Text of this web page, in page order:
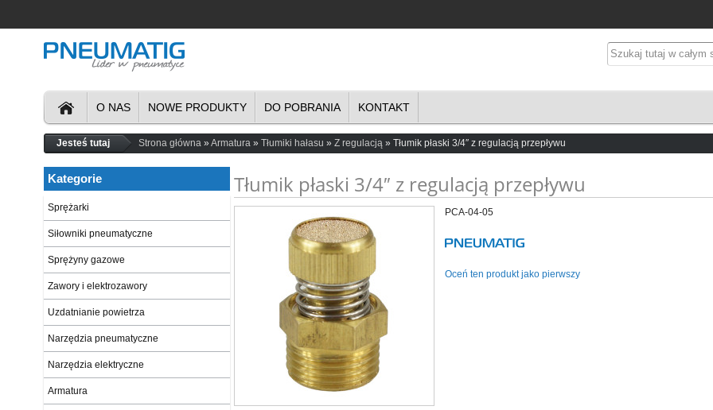
O NAS NOWE PRODUKTY DO POBRANIA KONTAKT
Jesteś tutaj Strona główna Armatura Tłumiki hałasu Z regulacją Tłumik płaski 3/4″ z regulacją przepływu
Tłumik płaski 3/4″ z regulacją przepływu
PCA-04-05
Oceń ten produkt jako pierwszy
Kategorie
Sprężarki
Siłowniki pneumatyczne
Sprężyny gazowe
Zawory i elektrozawory
Uzdatnianie powietrza
Narzędzia pneumatyczne
Narzędzia elektryczne
Armatura